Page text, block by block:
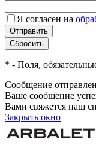
Я согласен на
* - Поля,
Сообщение
Ваше сообщение
Вами свяжется наш
Закрыть окно